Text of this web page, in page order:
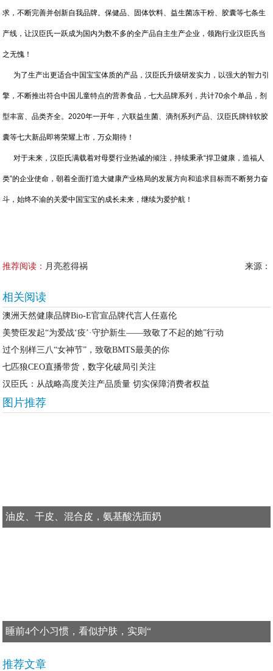
求，不断完善并创新自我品牌。保健品、固体饮料、益生菌冻干粉、胶囊等七条生
产线，让汉臣氏一跃成为国内为数不多的全产品自主生产企业，领跑行业汉臣氏当
之无愧！
为了生产出更适合中国宝宝体质的产品，汉臣氏升级研发实力，以强大的智力引
擎，不断推出符合中国儿童特点的营养食品，七大品牌系列，共计70余个单品，剂
型丰富、品类齐全。2020年一开年，六联益生菌、滴剂系列产品、汉臣氏牌锌软胶
囊等七大新品即将荣耀上市，万众期待！
对于未来，汉臣氏满载着对母婴行业热诚的倾注，持续秉承“捍卫健康，造福人
类”的企业使命，朝着全面打造大健康产业格局的发展方向和追求目标而不断努力奋
斗，始终不渝的关爱中国宝宝的成长未来，继续为爱护航！
推荐阅读： 月亮惹得祸 来源：
相关阅读
澳洲天然健康品牌Bio-E官宣品牌代言人任嘉伦
美赞臣发起“为爱战‘疫’·守护新生——致敬了不起的她”行动
过个别样三八“女神节”，致敬BMTS最美的你
七匹狼CEO直播带货，数字化破局引关注
汉臣氏：从战略高度关注产品质量 切实保障消费者权益
图片推荐
油皮、干皮、混合皮，氨基酸洗面奶
睡前4个小习惯，看似护肤，实则“
推荐文章